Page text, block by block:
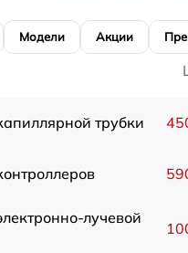
Модели Акции
трубки
лучевой